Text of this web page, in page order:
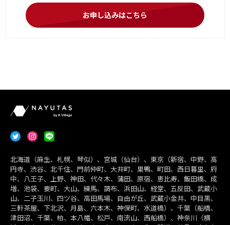
お申し込みはこちら
北海道（麻生、札幌、琴似）、宮城（仙台）、東京（新宿、中野、高
円寺、渋谷、北千住、門前仲町、大井町、巣鴨、町田、西日暮里、府
中、八王子、上野、神田、代々木、蒲田、原宿、恵比寿、飯田橋、成
増、池袋、要町、大山、練馬、調布、浜田山、経堂、五反田、武蔵小
山、二子玉川、四ツ谷、高田馬場、自由が丘、武蔵小金井、中目黒、
三軒茶屋、下北沢、月島、六本木、神保町、水道橋）、千葉（船橋、
津田沼、千葉、柏、本八幡、松戸、南流山、西船橋）、神奈川（横